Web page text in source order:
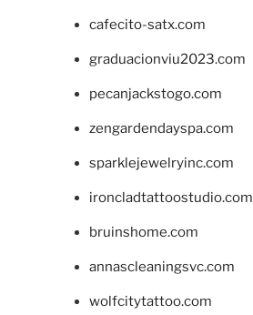
cafecito-satx.com
graduacionviu2023.com
pecanjackstogo.com
zengardendayspa.com
sparklejewelryinc.com
ironcladtattoostudio.com
bruinshome.com
annascleaningsvc.com
wolfcitytattoo.com